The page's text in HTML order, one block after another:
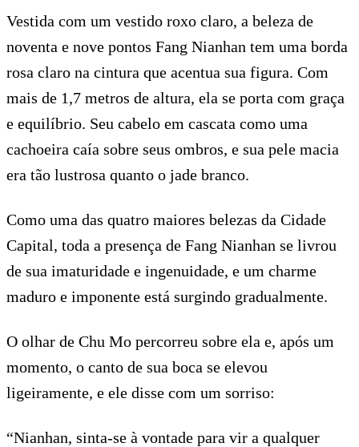
Vestida com um vestido roxo claro, a beleza de
noventa e nove pontos Fang Nianhan tem uma borda
rosa claro na cintura que acentua sua figura. Com
mais de 1,7 metros de altura, ela se porta com graça
e equilíbrio. Seu cabelo em cascata como uma
cachoeira caía sobre seus ombros, e sua pele macia
era tão lustrosa quanto o jade branco.
Como uma das quatro maiores belezas da Cidade
Capital, toda a presença de Fang Nianhan se livrou
de sua imaturidade e ingenuidade, e um charme
maduro e imponente está surgindo gradualmente.
O olhar de Chu Mo percorreu sobre ela e, após um
momento, o canto de sua boca se elevou
ligeiramente, e ele disse com um sorriso:
“Nianhan, sinta-se à vontade para vir a qualquer